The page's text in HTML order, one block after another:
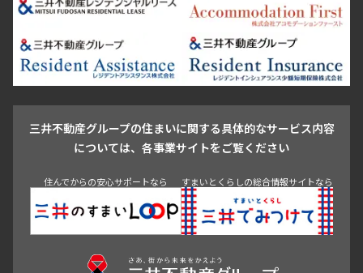
芝浦・汐留・品川
月島・勝どき・豊洲
本郷・春日・小石川
目白・高田馬場・早稲田
池尻大橋・三軒茶屋
祐天寺・学芸大学・自由が丘
駒沢・用賀・二子玉川
成城・砧
池袋・板橋・王子
青山 渋谷 東京・大手町 新宿 品川
目黒・中目黒
豊島区
杉並区 板橋区 練馬区 荒川区
足立区
葛飾区
江戸川区
三井不動産グループの住まいに関する具体的なサービス内容
については、各事業サイトをご覧ください
住んでからの安心サポートなら すまいとくらしの総合情報サイトなら